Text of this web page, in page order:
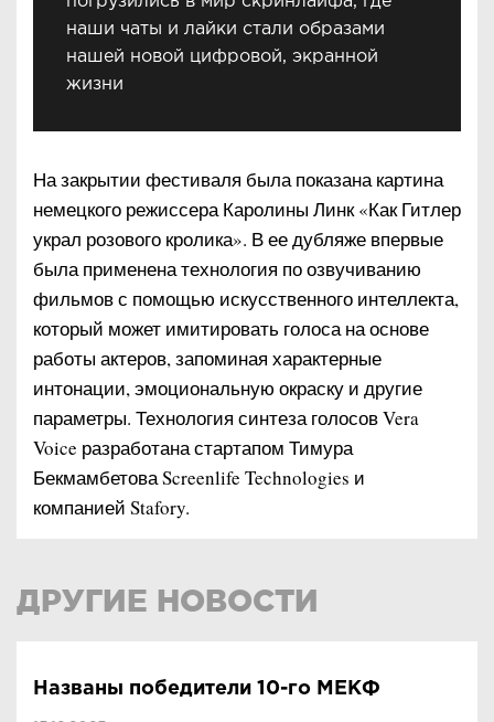
наши чаты и лайки стали образами
нашей новой цифровой, экранной
жизни
На закрытии фестиваля была показана картина
немецкого режиссера Каролины Линк «Как Гитлер
украл розового кролика». В ее дубляже впервые
была применена технология по озвучиванию
фильмов с помощью искусственного интеллекта,
который может имитировать голоса на основе
работы актеров, запоминая характерные
интонации, эмоциональную окраску и другие
параметры. Технология синтеза голосов Vera
Voice разработана стартапом Тимура
Бекмамбетова Screenlife Technologies и
компанией Stafory.
ДРУГИЕ НОВОСТИ
Названы победители 10-го МЕКФ